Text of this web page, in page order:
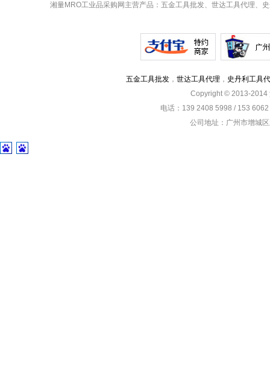
湘量MRO工业品采购网主营产品：五金工具批发、世达工具代理、
五金工具批发 ， 世达工具代理 ， 史丹利工具
Copyright © 2013-2014
电话：139 2408 5998 / 153
公司地址：广州市增城